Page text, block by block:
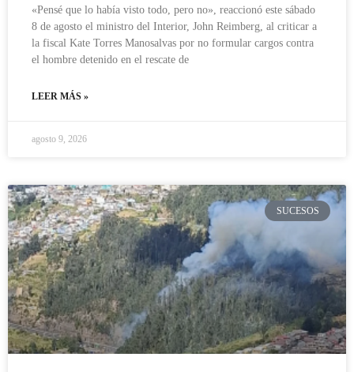
«Pensé que lo había visto todo, pero no», reaccionó este sábado
8 de agosto el ministro del Interior, John Reimberg, al criticar a
la fiscal Kate Torres Manosalvas por no formular cargos contra
el hombre detenido en el rescate de
LEER MÁS »
agosto 9, 2026
SUCESOS